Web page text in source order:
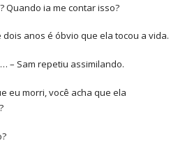
Quando ia me contar isso?
dois anos é óbvio que ela tocou a vida.
– Sam repetiu assimilando.
eu morri, você acha que ela